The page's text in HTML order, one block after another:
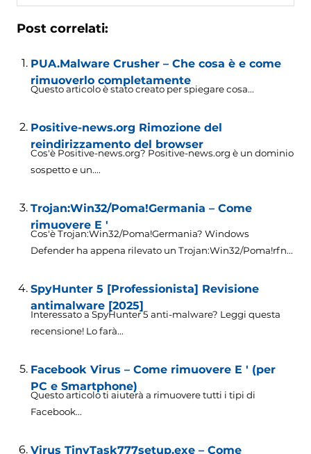
Post correlati:
PUA.Malware Crusher – Che cosa è e come
rimuoverlo completamente
Questo articolo è stato creato per spiegare cosa...
Positive-news.org Rimozione del
reindirizzamento del browser
Cos'è Positive-news.org? Positive-news.org è un dominio
sospetto e un....
Trojan:Win32/Poma!Germania – Come
rimuovere E '
Cos'è Trojan:Win32/Poma!Germania? Windows
Defender ha appena rilevato un Trojan:Win32/Poma!rfn...
SpyHunter 5 [Professionista] Revisione
antimalware [2025]
Interessato a SpyHunter 5 anti-malware? Leggi questa
recensione! Lo farà...
Facebook Virus – Come rimuovere E ' (per
PC e Smartphone)
Questo articolo ti aiuterà a rimuovere tutti i tipi di
Facebook...
Virus TinyTask777setup.exe – Come